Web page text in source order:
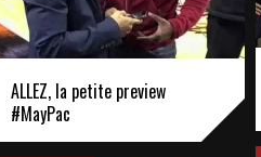
ALLEZ, la petite preview
#MayPac